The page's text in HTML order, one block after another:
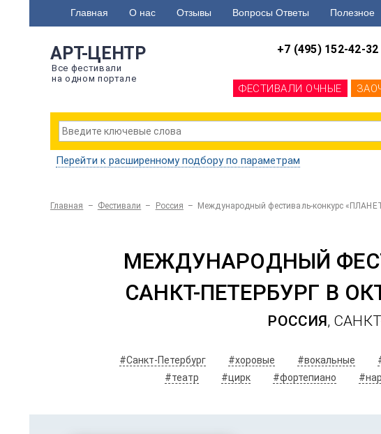
Главная О нас Отзывы Вопросы Ответы Полезное
АРТ-ЦЕНТР
Все фестивали
на одном портале
+7 (495) 152-42-32
ФЕСТИВАЛИ ОЧНЫЕ
Перейти к расширенному подбору по параметрам
Главная – Фестивали – Россия – Международный фестиваль-конкурс
МЕЖДУНАРОДНЫЙ
САНКТ-ПЕТЕРБУРГ В
РОССИЯ,
#Санкт-Петербург #хоровые #вокальные
#театр
#цирк #фортепиано